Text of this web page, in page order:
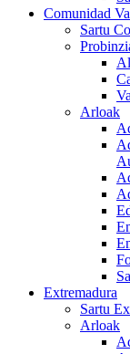
Comunidad
Sartu
Arloak
Extremadura
Sartu
Arloak